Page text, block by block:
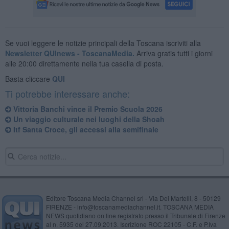
Se vuoi leggere le notizie principali della Toscana iscriviti alla
Newsletter QUInews - ToscanaMedia. Arriva gratis tutti i giorni
alle 20:00 direttamente nella tua casella di posta.
Basta cliccare QUI
Ti potrebbe interessare anche:
Vittoria Banchi vince il Premio Scuola 2026
Un viaggio culturale nei luoghi della Shoah
Itf Santa Croce, gli accessi alla semifinale
Editore Toscana Media Channel srl - Via Dei Martelli, 8 - 50129
FIRENZE - info@toscanamediachannel.it. TOSCANA MEDIA
NEWS quotidiano on line registrato presso il Tribunale di Firenze
al n. 5935 del 27.09.2013. Iscrizione ROC 22105 - C.F. e P.Iva